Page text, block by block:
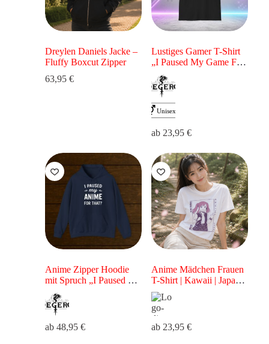
Dreylen Daniels Jacke –
Fluffy Boxcut Zipper
63,95 €
Lustiges Gamer T-Shirt
„I Paused My Game For
That?“ – Gaming Shirt
für Zocker
ab 23,95 €
Anime Zipper Hoodie
mit Spruch „I Paused My
Anime For That?“
Lustiger Otaku Hoodie
als Geschenk für Anime-
Fans
ab 48,95 €
Anime Mädchen Frauen
T-Shirt | Kawaii | Japan
Style für Anime Fans &
Otaku | Rosa Motiv
ab 23,95 €